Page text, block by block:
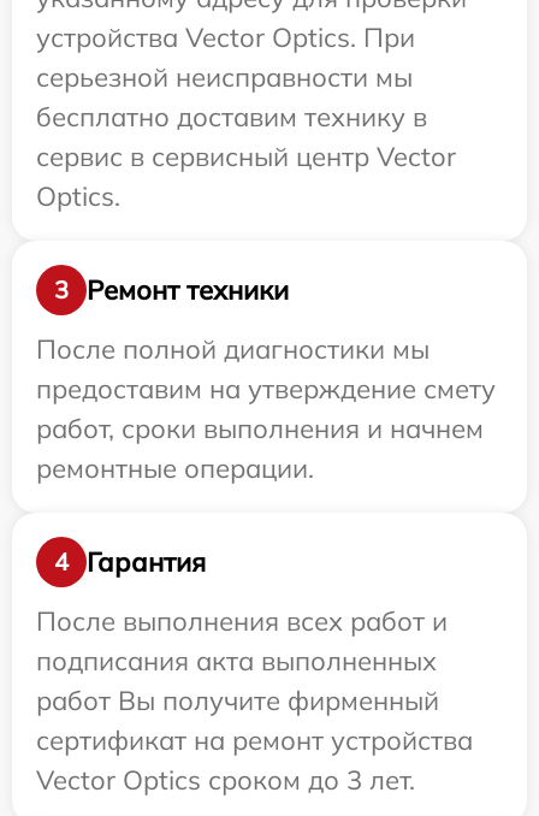
устройства Vector Optics. При
серьезной неисправности мы
бесплатно доставим технику в
сервис в сервисный центр Vector
Optics.
3
Ремонт техники
После полной диагностики мы
предоставим на утверждение смету
работ, сроки выполнения и начнем
ремонтные операции.
4
Гарантия
После выполнения всех работ и
подписания акта выполненных
работ Вы получите фирменный
сертификат на ремонт устройства
Vector Optics сроком до 3 лет.